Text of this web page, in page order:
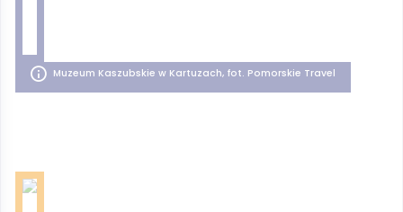
Muzeum Kaszubskie w Kartuzach, fot. Pomorskie Travel